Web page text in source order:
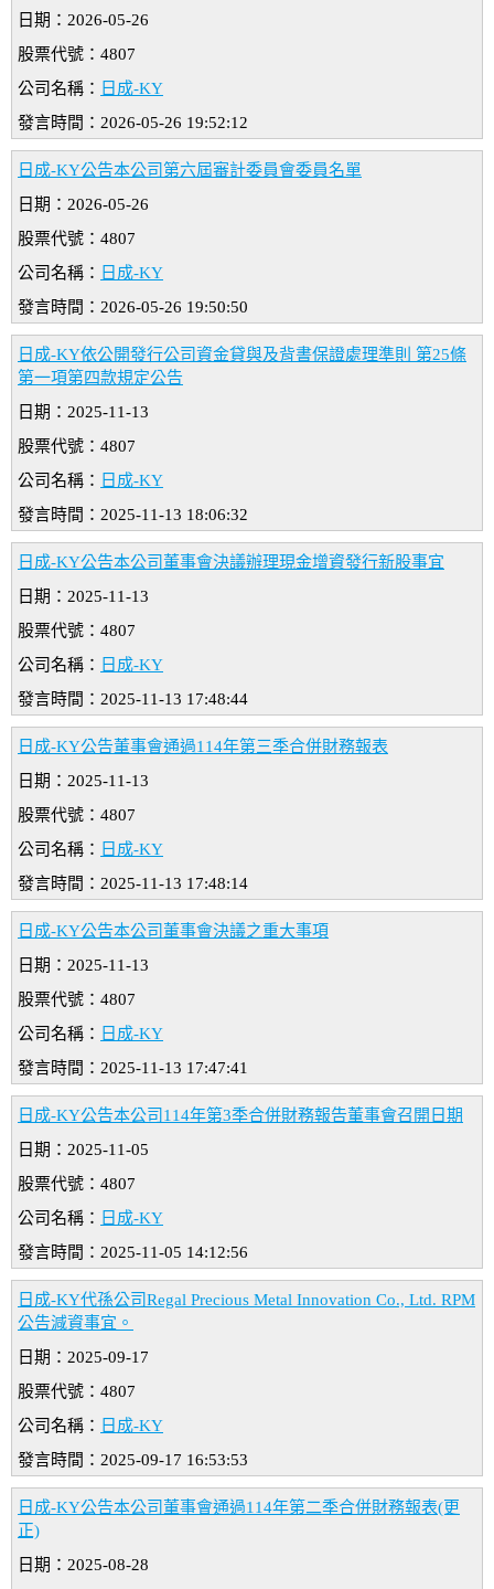
日期：2026-05-26
股票代號：4807
公司名稱： 日成-KY
發言時間：2026-05-26 19:52:12
日成-KY公告本公司第六屆審計委員會委員名單
日期：2026-05-26
股票代號：4807
公司名稱： 日成-KY
發言時間：2026-05-26 19:50:50
日成-KY依公開發行公司資金貸與及背書保證處理準則 第25條
第一項第四款規定公告
日期：2025-11-13
股票代號：4807
公司名稱： 日成-KY
發言時間：2025-11-13 18:06:32
日成-KY公告本公司董事會決議辦理現金增資發行新股事宜
日期：2025-11-13
股票代號：4807
公司名稱： 日成-KY
發言時間：2025-11-13 17:48:44
日成-KY公告董事會通過114年第三季合併財務報表
日期：2025-11-13
股票代號：4807
公司名稱： 日成-KY
發言時間：2025-11-13 17:48:14
日成-KY公告本公司董事會決議之重大事項
日期：2025-11-13
股票代號：4807
公司名稱： 日成-KY
發言時間：2025-11-13 17:47:41
日成-KY公告本公司114年第3季合併財務報告董事會召開日期
日期：2025-11-05
股票代號：4807
公司名稱： 日成-KY
發言時間：2025-11-05 14:12:56
日成-KY代孫公司Regal Precious Metal Innovation Co., Ltd. RPM
公告減資事宜。
日期：2025-09-17
股票代號：4807
公司名稱： 日成-KY
發言時間：2025-09-17 16:53:53
日成-KY公告本公司董事會通過114年第二季合併財務報表(更
正)
日期：2025-08-28